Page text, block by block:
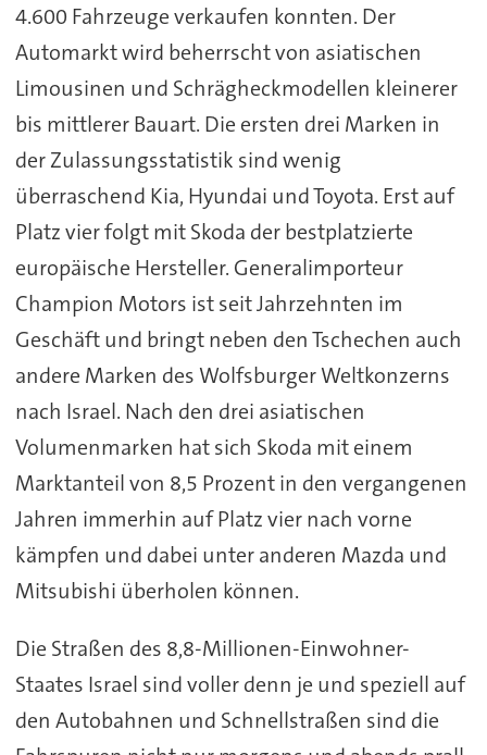
4.600 Fahrzeuge verkaufen konnten. Der
Automarkt wird beherrscht von asiatischen
Limousinen und Schrägheckmodellen kleinerer
bis mittlerer Bauart. Die ersten drei Marken in
der Zulassungsstatistik sind wenig
überraschend Kia, Hyundai und Toyota. Erst auf
Platz vier folgt mit Skoda der bestplatzierte
europäische Hersteller. Generalimporteur
Champion Motors ist seit Jahrzehnten im
Geschäft und bringt neben den Tschechen auch
andere Marken des Wolfsburger Weltkonzerns
nach Israel. Nach den drei asiatischen
Volumenmarken hat sich Skoda mit einem
Marktanteil von 8,5 Prozent in den vergangenen
Jahren immerhin auf Platz vier nach vorne
kämpfen und dabei unter anderen Mazda und
Mitsubishi überholen können.
Die Straßen des 8,8-Millionen-Einwohner-
Staates Israel sind voller denn je und speziell auf
den Autobahnen und Schnellstraßen sind die